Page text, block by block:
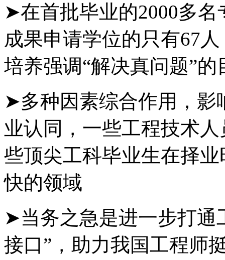
➤在首批毕业的2000多
成果申请学位的只有67
培养强调“解决真问题”
➤多种因素综合作用，影
业认同，一些工程技术
些顶尖工科毕业生在择
快的领域
➤当务之急是进一步打通
接口”，助力我国工程师